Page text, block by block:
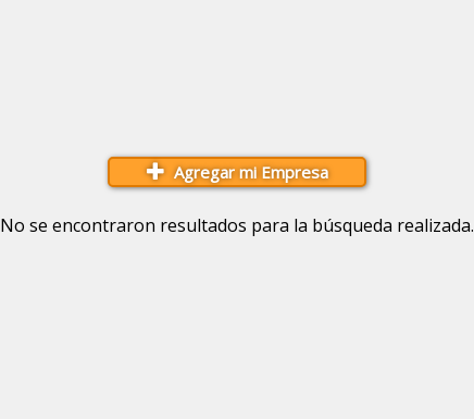
Agregar mi Empresa
No se encontraron resultados para la búsqueda realizada.